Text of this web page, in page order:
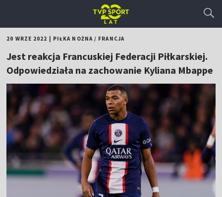
20 WRZE 2022 PIŁKA NOŻNA/ FRANCJA
Jest reakcja Francuskiej Federacji Piłkarskiej.
Odpowiedziała na zachowanie Kyliana Mbappe